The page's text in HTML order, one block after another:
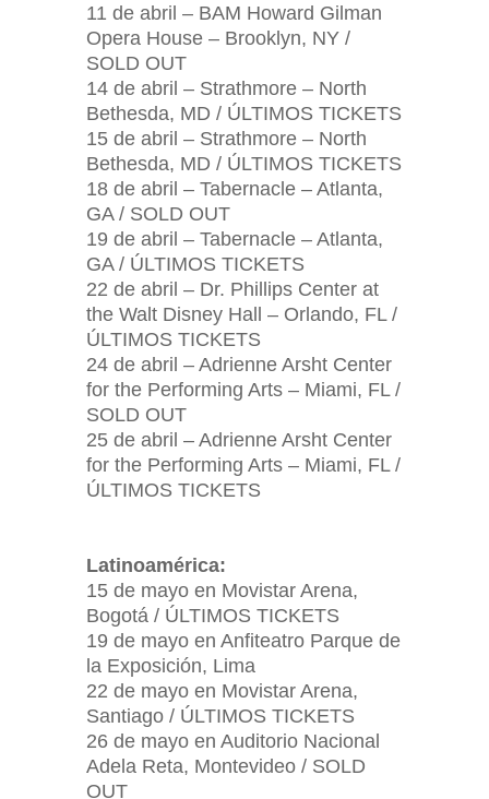
11 de abril – BAM Howard Gilman
Opera House – Brooklyn, NY /
SOLD OUT
14 de abril – Strathmore – North
Bethesda, MD / ÚLTIMOS TICKETS
15 de abril – Strathmore – North
Bethesda, MD / ÚLTIMOS TICKETS
18 de abril – Tabernacle – Atlanta,
GA / SOLD OUT
19 de abril – Tabernacle – Atlanta,
GA / ÚLTIMOS TICKETS
22 de abril – Dr. Phillips Center at
the Walt Disney Hall – Orlando, FL /
ÚLTIMOS TICKETS
24 de abril – Adrienne Arsht Center
for the Performing Arts – Miami, FL /
SOLD OUT
25 de abril – Adrienne Arsht Center
for the Performing Arts – Miami, FL /
ÚLTIMOS TICKETS
Latinoamérica:
15 de mayo en Movistar Arena,
Bogotá / ÚLTIMOS TICKETS
19 de mayo en Anfiteatro Parque de
la Exposición, Lima
22 de mayo en Movistar Arena,
Santiago / ÚLTIMOS TICKETS
26 de mayo en Auditorio Nacional
Adela Reta, Montevideo / SOLD
OUT